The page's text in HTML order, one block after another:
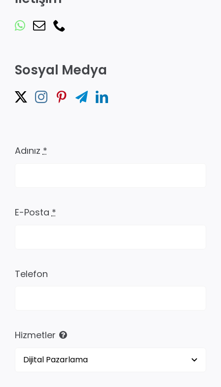
Sosyal Medya
Adınız*
E-Posta *
Telefon
Hizmetler